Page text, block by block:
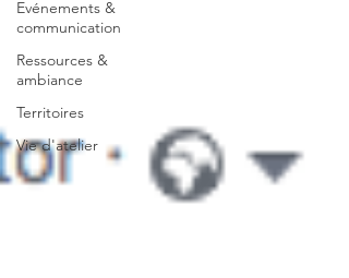
Evénements &
communication
Ressources &
ambiance
Territoires
Vie d'atelier